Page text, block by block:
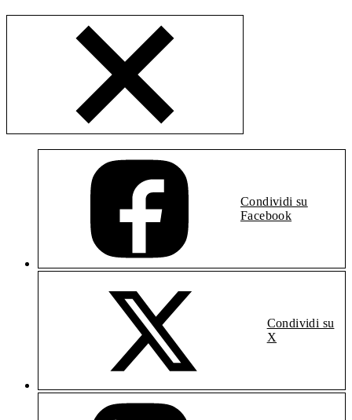
Condividi su
Facebook
Condividi su
X